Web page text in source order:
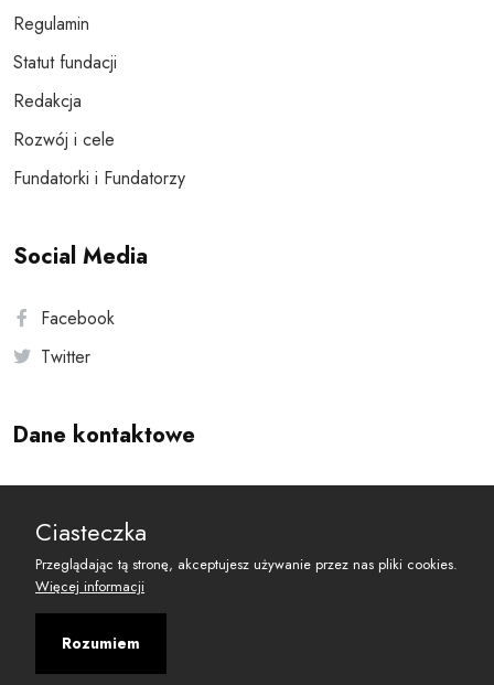
Regulamin
Statut fundacji
Redakcja
Rozwój i cele
Fundatorki i Fundatorzy
Social Media
Facebook
Twitter
Dane kontaktowe
reset@resetobywatelski.pl
Ciasteczka
Przeglądając tą stronę, akceptujesz używanie przez nas pliki cookies.
Więcej informacji
Rozumiem